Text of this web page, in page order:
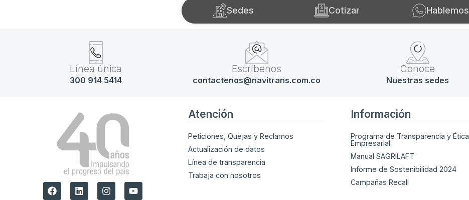
Sedes Cotizar Hablemos
Línea única
300 914 5414
Escríbenos
contactenos@navitrans.com.co
Conoce
Nuestras sedes
Atención
Peticiones, Quejas y Reclamos
Actualización de datos
Línea de transparencia
Trabaja con nosotros
Información
Programa de Transparencia y Ética
Empresarial
Manual SAGRILAFT
Informe de Sostenibilidad 2024
Campañas Recall